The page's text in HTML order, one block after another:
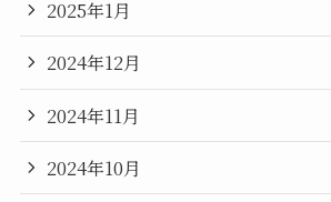
2025年1月
2024年12月
2024年11月
2024年10月